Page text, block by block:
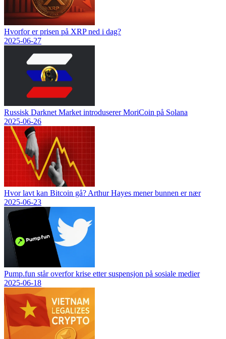
Hvorfor er prisen på XRP ned i dag?
2025-06-27
Russisk Darknet Market introduserer MoriCoin på Solana
2025-06-26
Hvor lavt kan Bitcoin gå? Arthur Hayes mener bunnen er nær
2025-06-23
Pump.fun står overfor krise etter suspensjon på sosiale medier
2025-06-18